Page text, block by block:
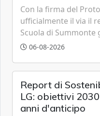
Con la firma del
ufficialmente il via il
Scuola di Summonte
partenariato
06-08-2026
Report di
LG: obiettivi
anni d'anticipo